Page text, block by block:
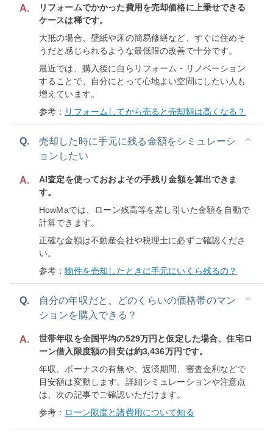
A.
リフォームでかかった費用を売却価格に上乗せできる
ケースは稀です。
大抵の場合、壁紙や床の簡易修繕など、すぐに住めそ
うだと感じられるような最低限の改善で十分です。
最近では、購入後に自らリフォーム・リノベーション
することで、自分にとって心地よい空間にしたい人も
増えています。
参考： リフォームしてから売ると売却額は高くなる？
Q.
売却した時に手元に残る金額をシミュレーシ
ョンしたい
A.
AI査定を使っておおよその手残り金額を算出できま
す。
HowMaでは、ローン残高等を差し引いた金額を自動で
計算できます。
正確な金額は不動産会社や税理士に必ずご確認くださ
い。
参考：物件を売却したときに手元にいくら残るの？
Q.
自分の年収だと、どのくらいの価格帯のマン
ションを購入できる？
A.
世帯年収を全国平均の529万円と仮定した場合、住宅ロ
ーン借入限度額の目安は約3,436万円です。
年収、ボーナスの有無や、返済期間、審査金利などで
目安額は変動します。詳細シミュレーションや注意点
は、次の記事でご確認いただけます。
参考： ローン限度と諸費用について知る